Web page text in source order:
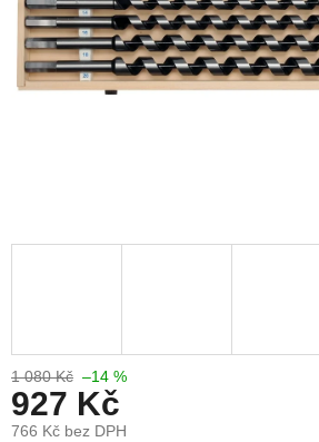
1 080 Kč –14 %
927 Kč
766 Kč bez DPH